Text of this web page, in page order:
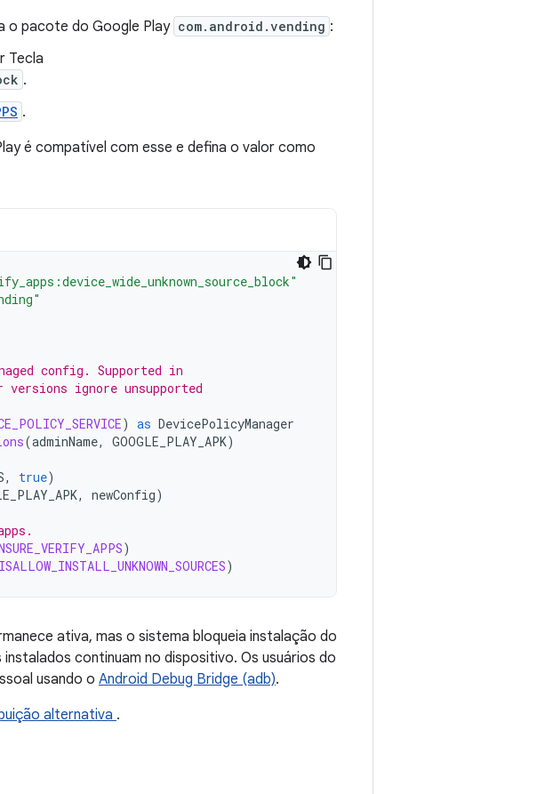
o pacote do Google Play com.android.vending :
Tecla
.
.
é compatível com esse e defina o valor como
config. Supported in
ignore unsupported
) as DevicePolicyManager
(adminName, GOOGLE_PLAY_APK)
, true)
, newConfig)
)
)
ativa, mas o sistema bloqueia instalação do
continuam no dispositivo. Os usuários do
usando o Android Debug Bridge (adb).
alternativa .